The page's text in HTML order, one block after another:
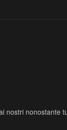
nostri nonostante